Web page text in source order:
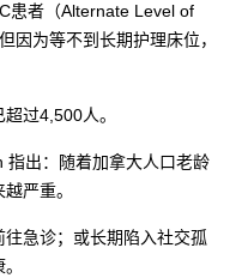
患者（Alternate Level of
为等不到长期护理床位，
过4,500人。
出：随着加拿大人口老龄
严重。
急诊；或长期陷入社交孤